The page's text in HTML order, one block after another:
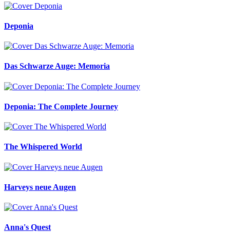
Deponia
Das Schwarze Auge: Memoria
Deponia: The Complete Journey
The Whispered World
Harveys neue Augen
Anna's Quest